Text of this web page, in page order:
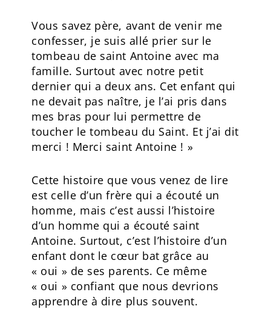
Vous savez père, avant de venir me
confesser, je suis allé prier sur le
tombeau de saint Antoine avec ma
famille. Surtout avec notre petit
dernier qui a deux ans. Cet enfant qui
ne devait pas naître, je l’ai pris dans
mes bras pour lui permettre de
toucher le tombeau du Saint. Et j’ai dit
merci ! Merci saint Antoine ! »
Cette histoire que vous venez de lire
est celle d’un frère qui a écouté un
homme, mais c’est aussi l’histoire
d’un homme qui a écouté saint
Antoine. Surtout, c’est l’histoire d’un
enfant dont le cœur bat grâce au
« oui » de ses parents. Ce même
« oui » confiant que nous devrions
apprendre à dire plus souvent.